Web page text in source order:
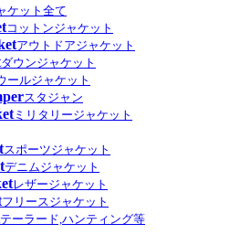
ケット全て
コットンジャケット
アウトドアジャケット
ダウンジャケット
ールジャケット
スタジャン
ミリタリージャケット
スポーツジャケット
デニムジャケット
レザージャケット
フリースジャケット
テーラード,ハンティング等